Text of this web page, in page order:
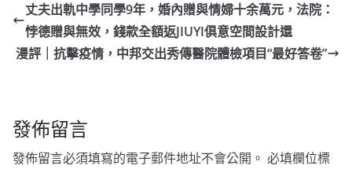
丈夫出軌中學同學9年，婚內贈與情婦十余萬元，法院：
悖德贈與無效，錢款全額返JIUYI俱意空間設計還
漫評｜抗擊疫情，中邦交出秀傳醫院體檢項目“最好答卷”
發佈留言
發佈留言必須填寫的電子郵件地址不會公開。 必填欄位標